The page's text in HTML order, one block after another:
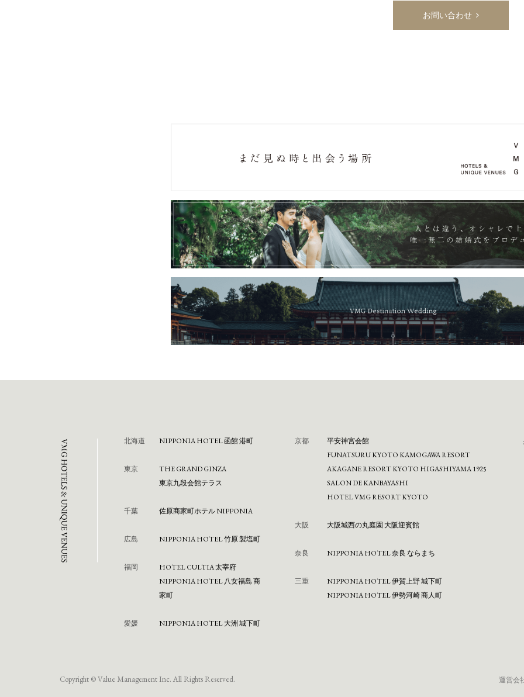
お問い合わせ
北海道 NIPPONIA HOTEL 函館 港町
東京
THE GRAND GINZA
東京九段会館テラス
千葉 佐原商家町ホテル NIPPONIA
広島 NIPPONIA HOTEL 竹原 製塩町
福岡
HOTEL CULTIA 太宰府
NIPPONIA HOTEL 八女福島 商
家町
愛媛 NIPPONIA HOTEL 大洲 城下町
京都
平安神宮会館
FUNATSURU KYOTO KAMOGAWA RESORT
AKAGANE RESORT KYOTO HIGASHIYAMA 1925
SALON DE KANBAYASHI
HOTEL VMG RESORT KYOTO
大阪 ⼤阪城⻄の丸庭園 ⼤阪迎賓館
奈良 NIPPONIA HOTEL 奈良 ならまち
三重
NIPPONIA HOTEL 伊賀上野 城下町
NIPPONIA HOTEL 伊勢河崎 商人町
Copyright © Value Management Inc. All Rights Reserved. 運営会